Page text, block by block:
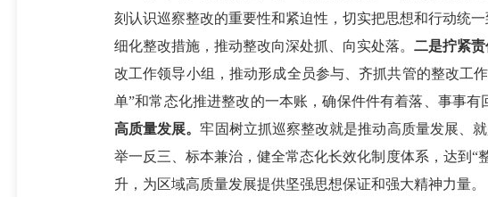
刻认识巡察整改的重要性和紧迫性，切实把思想和行动统
细化整改措施，推动整改向深处抓、向实处落。 二是拧紧责
改工作领导小组，推动形成全员参与、齐抓共管的整改工
单”和常态化推进整改的一本账，确保件件有着落、事事有
高质量发展。牢固树立抓巡察整改就是推动高质量发展、
举一反三、标本兼治，健全常态化长效化制度体系，达到
升，为区域高质量发展提供坚强思想保证和强大精神力量。